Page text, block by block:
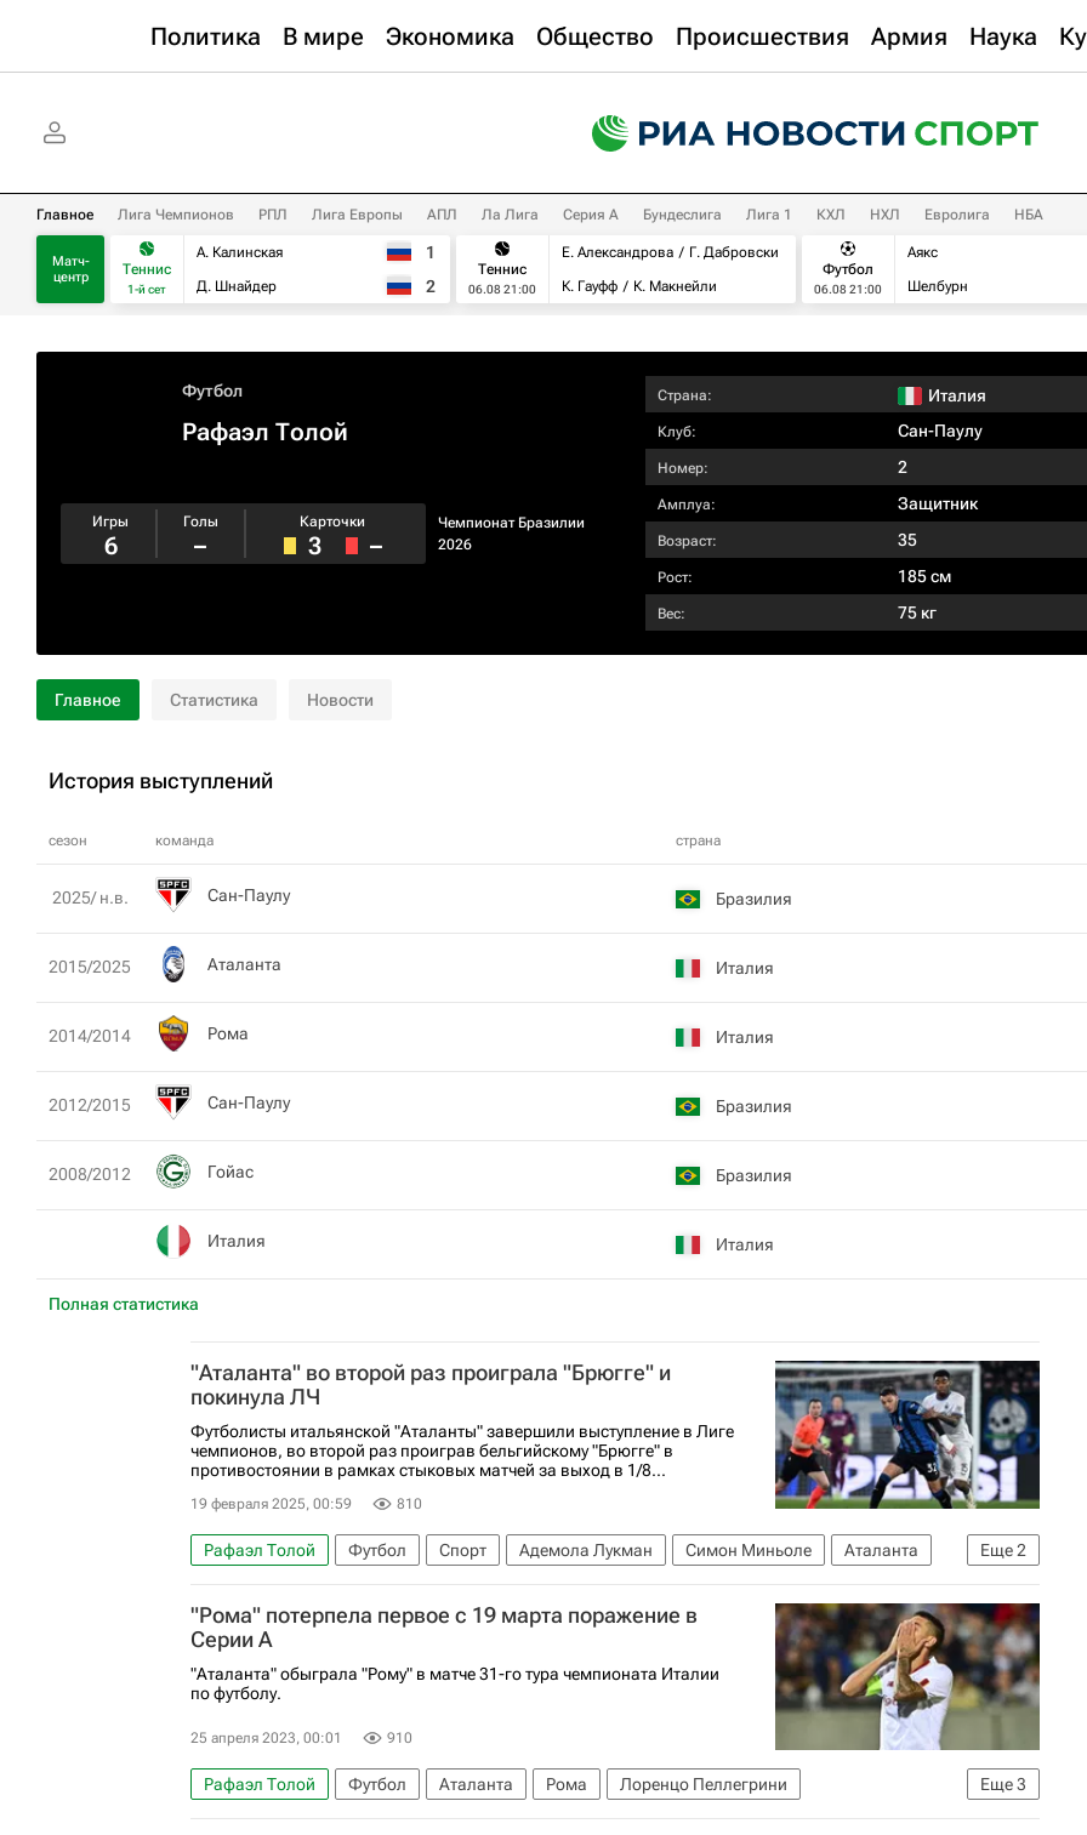
Политика В мире Экономика Общество Происшествия Армия Наука
Главное Лига Чемпионов РПЛ Лига Европы АПЛ Ла Лига Серия А Бундеслига Лига 1 КХЛ НХЛ Евролига НБА
Матч-
центр
Теннис
1-й сет
А. Калинская
Д. Шнайдер
1
2
Теннис
06.08 21:00
Е. Александрова
Г. Дабровски
К. Гауфф
К. Макнейли
Футбол
06.08 21:00
Аякс
Шелбурн
Футбол
Рафаэл Толой
Чемпионат Бразилии
2026
Игры
6
Голы
–
Карточки
3 –
Страна: Италия
Клуб: Сан-Паулу
Номер: 2
Амплуа: Защитник
Возраст: 35
Рост: 185 см
Вес: 75 кг
Главное Статистика Новости
История выступлений
сезон команда страна
Полная статистика
2025/ н.в. Сан-Паулу Бразилия
2015/2025 Аталанта Италия
2014/2014 Рома Италия
2012/2015 Сан-Паулу Бразилия
2008/2012 Гойас Бразилия
Италия Италия
"Аталанта" во второй раз проиграла "Брюгге" и
покинула ЛЧ
Футболисты итальянской "Аталанты" завершили выступление в Лиге
чемпионов, во второй раз проиграв бельгийскому "Брюгге" в
противостоянии в рамках стыковых матчей за выход в 1/8...
19 февраля 2025, 00:59 810
Еще2
Рафаэл Толой Футбол Спорт Адемола Лукман Симон Миньоле
Аталанта
Брюгге
Лига чемпионов УЕФА 2026-2027
"Рома" потерпела первое с 19 марта поражение в
Серии А
"Аталанта" обыграла "Рому" в матче 31-го тура чемпионата Италии
по футболу.
25 апреля 2023, 00:01 910
Еще3
Рафаэл Толой Футбол Аталанта Рома
Лоренцо Пеллегрини
Марио Пашалич
Спорт Серия А 2026-2027 (Чемпионат Италии по футболу)